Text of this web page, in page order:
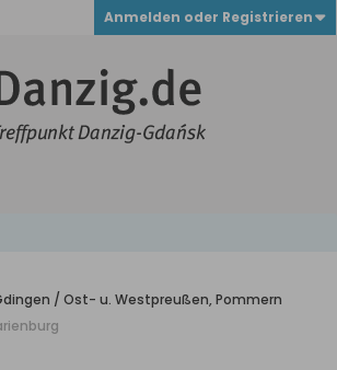
Anmelden oder Registrieren
/ Ost- u. Westpreußen, Pommern